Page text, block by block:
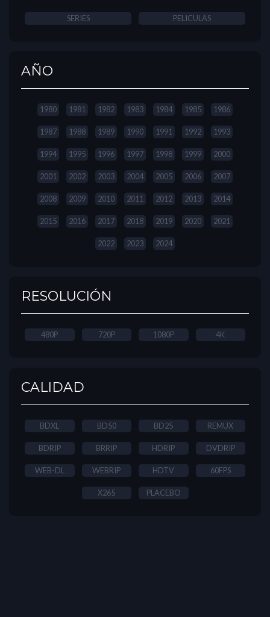
SERIES PELICULAS
AÑO
1980 1981 1982 1983 1984 1985 1986
1987 1988 1989 1990 1991 1992 1993
1994 1995 1996 1997 1998 1999 2000
2001 2002 2003 2004 2005 2006 2007
2008 2009 2010 2011 2012 2013 2014
2015 2016 2017 2018 2019 2020 2021
2022 2023 2024
RESOLUCIÓN
480P 720P 1080P 4K
CALIDAD
BDXL BD50 BD25 REMUX
BDRIP BRRIP HDRIP DVDRIP
WEB-DL WEBRIP HDTV 60FPS
X265 PLACEBO